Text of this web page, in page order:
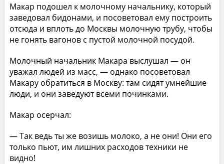
Макар подошел к молочному начальнику, который
заведовал бидонами, и посоветовал ему построить
отсюда и вплоть до Москвы молочную трубу, чтобы
не гонять вагонов с пустой молочной посудой.
Молочный начальник Макара выслушал — он
уважал людей из масс, — однако посоветовал
Макару обратиться в Москву: там сидят умнейшие
люди, и они заведуют всеми починками.
Макар осерчал:
— Так ведь ты же возишь молоко, а не они! Они его
только пьют, им лишних расходов техники не
видно!